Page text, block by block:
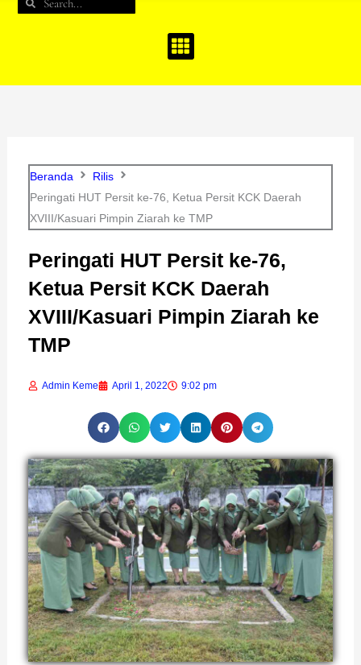
Beranda
Rilis
Peringati HUT Persit ke-76, Ketua Persit KCK Daerah
XVIII/Kasuari Pimpin Ziarah ke TMP
Peringati HUT Persit ke-76,
Ketua Persit KCK Daerah
XVIII/Kasuari Pimpin Ziarah ke
TMP
Admin Keme April 1, 2022 9:02 pm